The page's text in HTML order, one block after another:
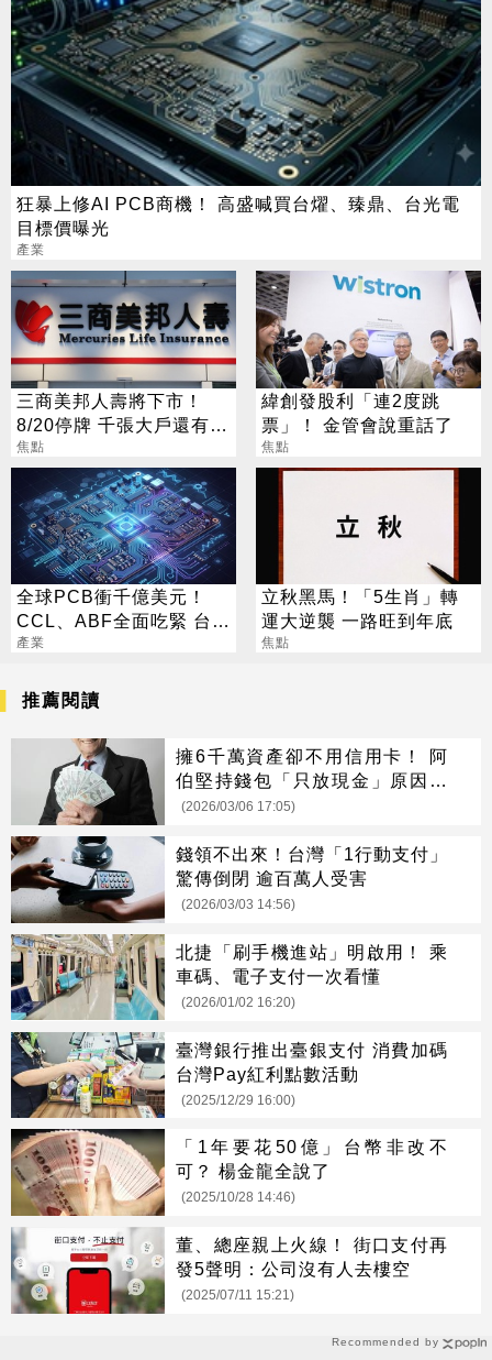
狂暴上修AI PCB商機！ 高盛喊買台燿、臻鼎、台光電
目標價曝光
產業
三商美邦人壽將下市！
8/20停牌 千張大戶還有
252人
焦點
緯創發股利「連2度跳
票」！ 金管會說重話了
焦點
全球PCB衝千億美元！
CCL、ABF全面吃緊 台廠
迎兆元商機
產業
立秋黑馬！「5生肖」轉
運大逆襲 一路旺到年底
焦點
Recommended by
推薦閱讀
擁6千萬資產卻不用信用卡！ 阿
伯堅持錢包「只放現金」原因曝
光
(2026/03/06 17:05)
錢領不出來！台灣「1行動支付」
驚傳倒閉 逾百萬人受害
(2026/03/03 14:56)
北捷「刷手機進站」明啟用！ 乘
車碼、電子支付一次看懂
(2026/01/02 16:20)
臺灣銀行推出臺銀支付 消費加碼
台灣Pay紅利點數活動
(2025/12/29 16:00)
「1年要花50億」台幣非改不
可？ 楊金龍全說了
(2025/10/28 14:46)
董、總座親上火線！ 街口支付再
發5聲明：公司沒有人去樓空
(2025/07/11 15:21)